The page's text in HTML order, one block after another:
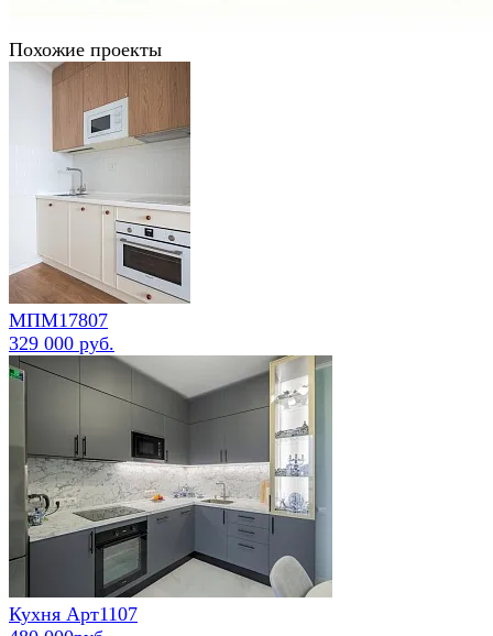
Похожие проекты
МПМ17807
329 000 руб.
Кухня Арт1107